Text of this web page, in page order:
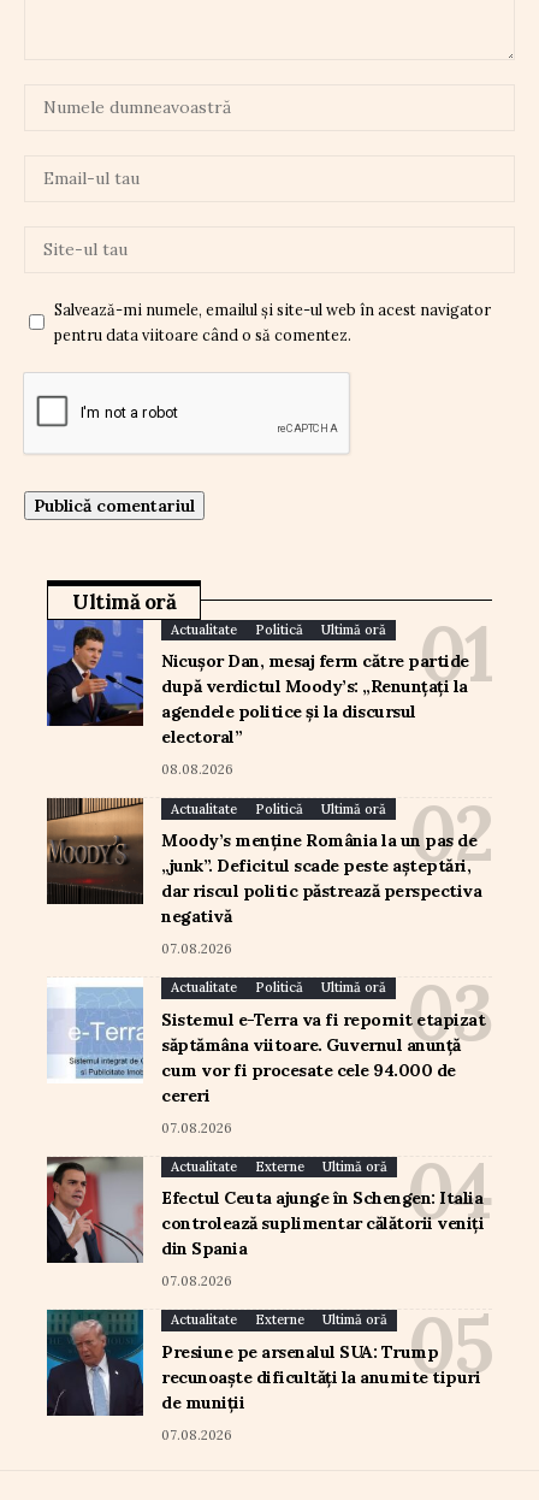
Salvează-mi numele, emailul și site-ul web în acest navigator
pentru data viitoare când o să comentez.
Ultimă oră
Actualitate Politică Ultimă oră
Nicușor Dan, mesaj ferm către partide
după verdictul Moody’s: „Renunțați la
agendele politice și la discursul
electoral”
08.08.2026
Actualitate Politică Ultimă oră
Moody’s menține România la un pas de
„junk”. Deficitul scade peste așteptări,
dar riscul politic păstrează perspectiva
negativă
07.08.2026
Actualitate Politică Ultimă oră
Sistemul e-Terra va fi repornit etapizat
săptămâna viitoare. Guvernul anunță
cum vor fi procesate cele 94.000 de
cereri
07.08.2026
Actualitate Externe Ultimă oră
Efectul Ceuta ajunge în Schengen: Italia
controlează suplimentar călătorii veniți
din Spania
07.08.2026
Actualitate Externe Ultimă oră
Presiune pe arsenalul SUA: Trump
recunoaște dificultăți la anumite tipuri
de muniții
07.08.2026